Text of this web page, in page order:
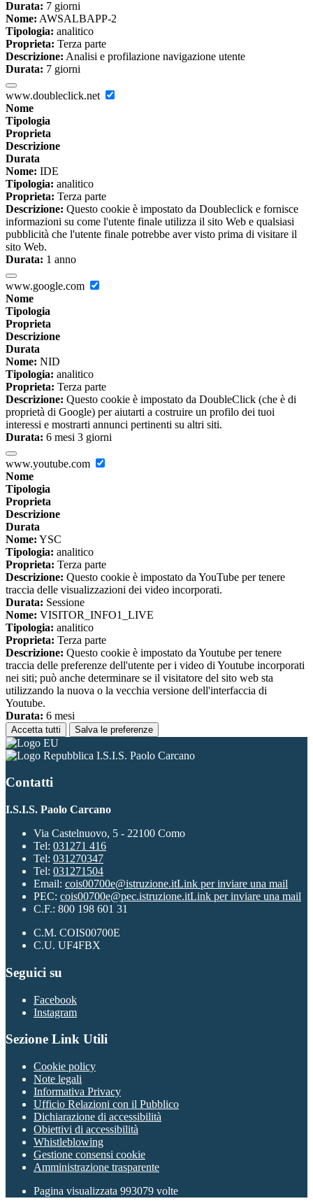
Durata: 7 giorni
Nome: AWSALBAPP-2
Tipologia: analitico
Proprieta: Terza parte
Descrizione: Analisi e profilazione navigazione utente
Durata: 7 giorni
www.doubleclick.net
Nome
Tipologia
Proprieta
Descrizione
Durata
Nome: IDE
Tipologia: analitico
Proprieta: Terza parte
Descrizione: Questo cookie è impostato da Doubleclick e fornisce
informazioni su come l'utente finale utilizza il sito Web e qualsiasi
pubblicità che l'utente finale potrebbe aver visto prima di visitare il
sito Web.
Durata: 1 anno
www.google.com
Nome
Tipologia
Proprieta
Descrizione
Durata
Nome: NID
Tipologia: analitico
Proprieta: Terza parte
Descrizione: Questo cookie è impostato da DoubleClick (che è di
proprietà di Google) per aiutarti a costruire un profilo dei tuoi
interessi e mostrarti annunci pertinenti su altri siti.
Durata: 6 mesi 3 giorni
www.youtube.com
Nome
Tipologia
Proprieta
Descrizione
Durata
Nome: YSC
Tipologia: analitico
Proprieta: Terza parte
Descrizione: Questo cookie è impostato da YouTube per tenere
traccia delle visualizzazioni dei video incorporati.
Durata: Sessione
Nome: VISITOR_INFO1_LIVE
Tipologia: analitico
Proprieta: Terza parte
Descrizione: Questo cookie è impostato da Youtube per tenere
traccia delle preferenze dell'utente per i video di Youtube incorporati
nei siti; può anche determinare se il visitatore del sito web sta
utilizzando la nuova o la vecchia versione dell'interfaccia di
Youtube.
Durata: 6 mesi
Accetta tutti Salva le preferenze
I.S.I.S. Paolo Carcano
Contatti
I.S.I.S. Paolo Carcano
Via Castelnuovo, 5 - 22100 Como
Tel: 031271 416
Tel: 031270347
Tel: 031271504
Email: cois00700e@istruzione.itLink per inviare una mail
PEC: cois00700e@pec.istruzione.itLink per inviare una mail
C.F.: 800 198 601 31
C.M. COIS00700E
C.U. UF4FBX
Seguici su
Facebook
Instagram
Sezione Link Utili
Cookie policy
Note legali
Informativa Privacy
Ufficio Relazioni con il Pubblico
Dichiarazione di accessibilità
Obiettivi di accessibilità
Whistleblowing
Gestione consensi cookie
Amministrazione trasparente
Pagina visualizzata 993079 volte